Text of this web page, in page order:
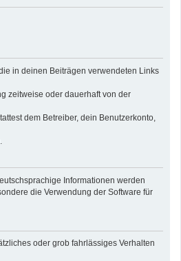
in deinen Beiträgen verwendeten Links
zeitweise oder dauerhaft von der
dem Betreiber, dein Benutzerkonto,
Informationen werden
die Verwendung der Software für
oder grob fahrlässiges Verhalten